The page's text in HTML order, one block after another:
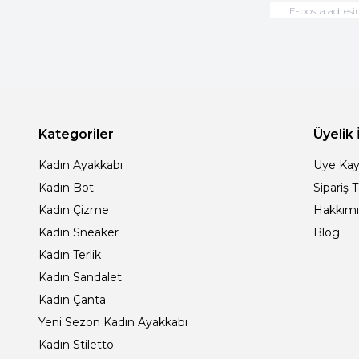
Kategoriler
Kadın Ayakkabı
Kadın Bot
Kadın Çizme
Kadın Sneaker
Kadın Terlik
Kadın Sandalet
Kadın Çanta
Yeni Sezon Kadın Ayakkabı
Kadın Stiletto
Üyelik
Üye
Sipariş
Blog